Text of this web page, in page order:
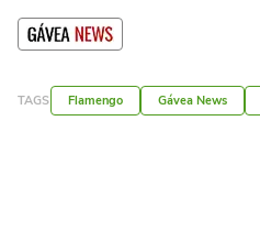
TAGS Flamengo Gávea News